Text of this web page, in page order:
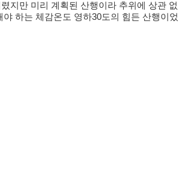
지만 미리 계획된 산행이라 추위에 상관 없
하는 체감온도 영하30도의 힘든 산행이었